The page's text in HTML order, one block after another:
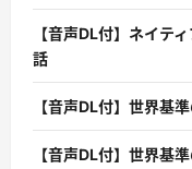
【音声DL付】ネイテ
話
【音声DL付】世界基
【音声DL付】世界基